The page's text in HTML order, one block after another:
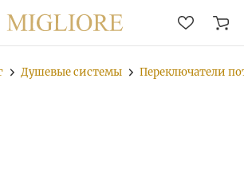
Душевые системы Переключатели